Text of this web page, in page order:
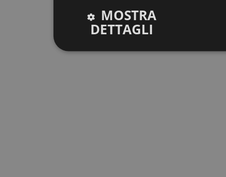
MOSTRA
DETTAGLI